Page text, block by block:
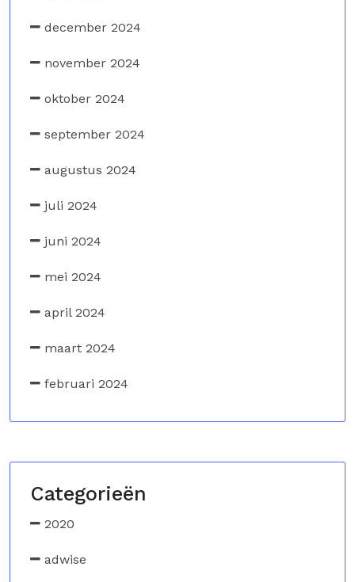
december 2024
november 2024
oktober 2024
september 2024
augustus 2024
juli 2024
juni 2024
mei 2024
april 2024
maart 2024
februari 2024
Categorieën
2020
adwise